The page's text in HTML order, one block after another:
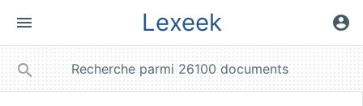
menu Lexeek account_circle
search